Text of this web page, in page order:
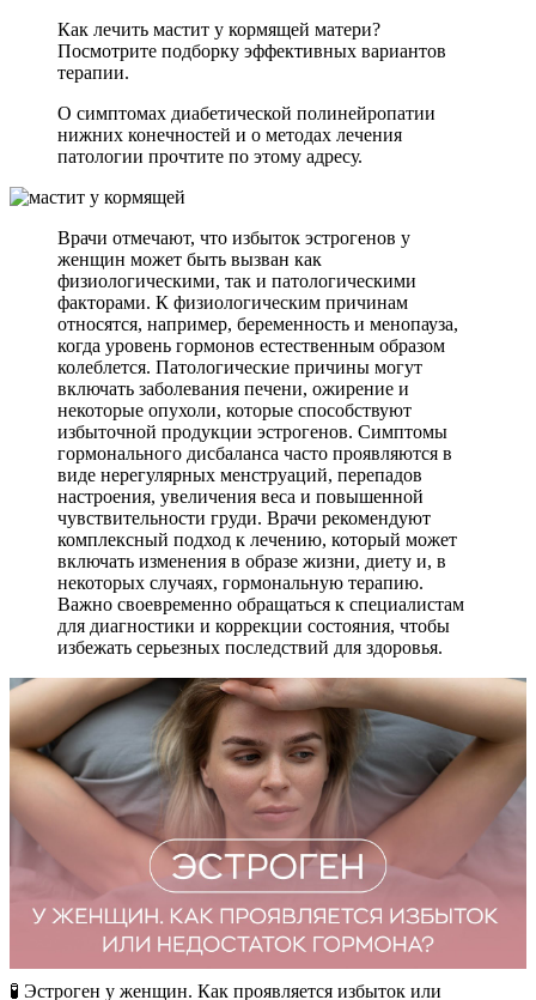
Как лечить мастит у кормящей матери?
Посмотрите подборку эффективных вариантов
терапии.
О симптомах диабетической полинейропатии
нижних конечностей и о методах лечения
патологии прочтите по этому адресу.
Врачи отмечают, что избыток эстрогенов у
женщин может быть вызван как
физиологическими, так и патологическими
факторами. К физиологическим причинам
относятся, например, беременность и менопауза,
когда уровень гормонов естественным образом
колеблется. Патологические причины могут
включать заболевания печени, ожирение и
некоторые опухоли, которые способствуют
избыточной продукции эстрогенов. Симптомы
гормонального дисбаланса часто проявляются в
виде нерегулярных менструаций, перепадов
настроения, увеличения веса и повышенной
чувствительности груди. Врачи рекомендуют
комплексный подход к лечению, который может
включать изменения в образе жизни, диету и, в
некоторых случаях, гормональную терапию.
Важно своевременно обращаться к специалистам
для диагностики и коррекции состояния, чтобы
избежать серьезных последствий для здоровья.
🧪​ Эстроген у женщин. Как проявляется избыток или